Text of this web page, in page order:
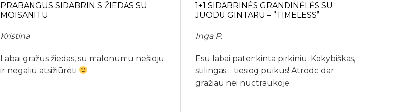
PRABANGUS SIDABRINIS ŽIEDAS SU
MOISANITU
Kristina
Labai gražus žiedas, su malonumu nešioju
ir negaliu atsižiūrėti
1+1 SIDABRINĖS GRANDINĖLĖS SU
JUODU GINTARU – ”TIMELESS”
Inga P.
Esu labai patenkinta pirkiniu. Kokybiškas,
stilingas… tiesiog puikus! Atrodo dar
gražiau nei nuotraukoje.